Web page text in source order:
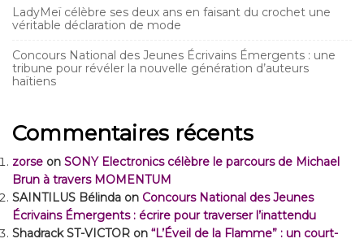
LadyMeï célèbre ses deux ans en faisant du crochet une
véritable déclaration de mode
Concours National des Jeunes Écrivains Émergents : une
tribune pour révéler la nouvelle génération d’auteurs
haïtiens
Commentaires récents
zorse on SONY Electronics célèbre le parcours de Michael
Brun à travers MOMENTUM
SAINTILUS Bélinda on Concours National des Jeunes
Écrivains Émergents : écrire pour traverser l’inattendu
Shadrack ST-VICTOR on “L’Éveil de la Flamme” : un court-